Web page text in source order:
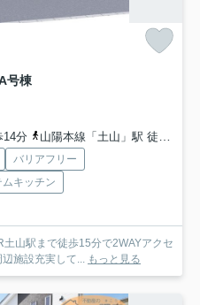
号棟
14分
山陽本線「土山」駅 徒歩15分
バリアフリー
ムキッチン
山駅まで徒歩15分で2WAYアクセ
施設充実して... もっと見る